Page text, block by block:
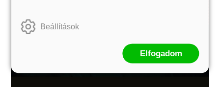
Beállítások
Elfogadom